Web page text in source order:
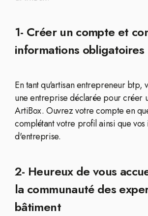
1- Créer un compte et
informations obligatoires
En tant qu'artisan entrepreneur btp,
une entreprise déclarée pour créer
ArtiBox. Ouvrez votre compte en
complétant votre profil ainsi que vos
d'entreprise.
2- Heureux de vous
la communauté des
bâtiment